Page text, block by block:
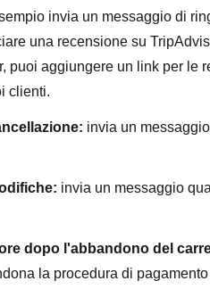
invia un messaggio di
una recensione su
puoi aggiungere un link per le
clienti.
invia un
invia un messaggio
dopo l'abbandono del
la procedura di